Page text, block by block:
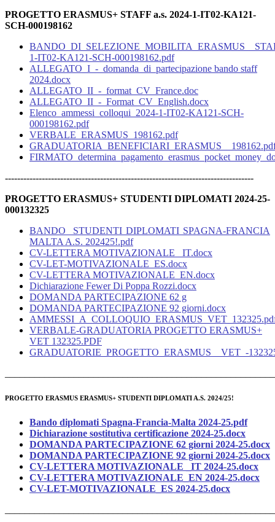
PROGETTO ERASMUS+ STAFF a.s. 2024-1-IT02-KA121-
SCH-000198162
1-IT02-KA121-SCH-000198162.pdf
ALLEGATO_I_-_domanda_di_partecipazione bando staff
2024.docx
ALLEGATO_II_-_format_CV_France.doc
ALLEGATO_II_-_Format_CV_English.docx
Elenco_ammessi_colloqui_2024-1-IT02-KA121-SCH-
000198162.pdf
VERBALE_ERASMUS_198162.pdf
---------------------------------------------------------------------------------
PROGETTO ERASMUS+ STUDENTI DIPLOMATI 2024-25-
000132325
BANDO STUDENTI DIPLOMATI SPAGNA-FRANCIA
MALTA A.S. 202425!.pdf
CV-LETTERA MOTIVAZIONALE _IT.docx
CV-LET-MOTIVAZIONALE_ES.docx
CV-LETTERA MOTIVAZIONALE_EN.docx
Dichiarazione Fewer Di Poppa Rozzi.docx
DOMANDA PARTECIPAZIONE 62 g
DOMANDA PARTECIPAZIONE 92 giorni.docx
VERBALE-GRADUATORIA PROGETTO ERASMUS+
VET 132325.PDF
GRADUATORIE_PROGETTO_ERASMUS__VET_-
PROGETTO ERASMUS ERASMUS+ STUDENTI DIPLOMATI A.S. 2024/25!
Bando diplomati Spagna-Francia-Malta 2024-25.pdf
Dichiarazione sostitutiva certificazione 2024-25.docx
DOMANDA PARTECIPAZIONE 62 giorni 2024-25.docx
DOMANDA PARTECIPAZIONE 92 giorni 2024-25.docx
CV-LETTERA MOTIVAZIONALE _IT 2024-25.docx
CV-LETTERA MOTIVAZIONALE_EN 2024-25.docx
CV-LET-MOTIVAZIONALE_ES 2024-25.docx